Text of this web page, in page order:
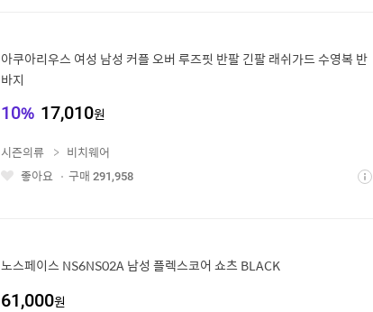
아쿠아리우스 여성 남성 커플 오버 루즈핏 반팔 긴팔 래쉬가드 수영복 반
바지
10% 17,010원
좋 상
시즌의류
비치웨어
좋아요
구매 291,958
노스페이스 NS6NS02A 남성 플렉스코어 쇼츠 BLACK
61,000원